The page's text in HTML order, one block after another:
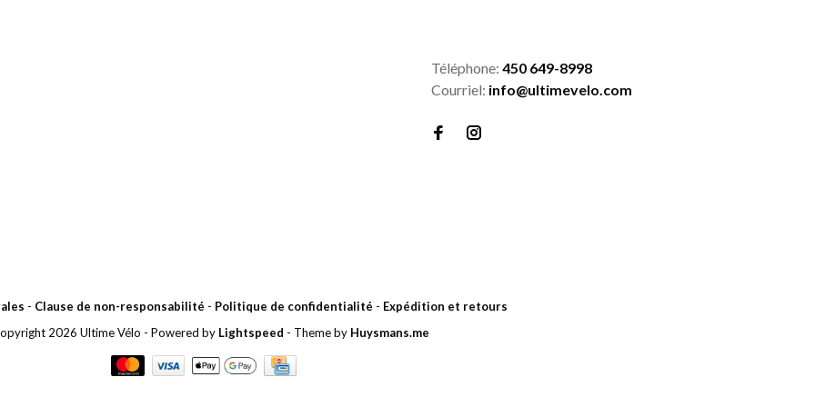
Téléphone: 450 649-8998
Courriel: info@ultimevelo.com
- Clause de non-responsabilité - Politique de confidentialité - Expédition et retours
2026 Ultime Vélo - Powered by Lightspeed - Theme by Huysmans.me